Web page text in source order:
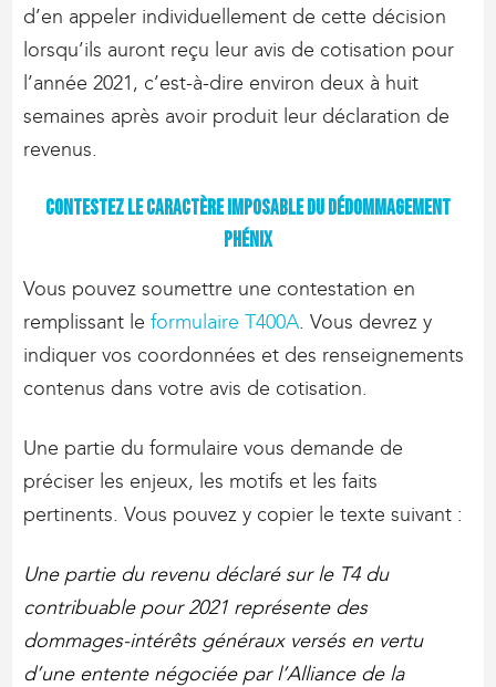
d’en appeler individuellement de cette décision
lorsqu’ils auront reçu leur avis de cotisation pour
l’année 2021, c’est-à-dire environ deux à huit
semaines après avoir produit leur déclaration de
revenus.
Contestez le caractère imposable du dédommagement
Phénix
Vous pouvez soumettre une contestation en
remplissant leformulaire T400A. Vous devrez y
indiquer vos coordonnées et des renseignements
contenus dans votre avis de cotisation.
Une partie du formulaire vous demande de
préciser les enjeux, les motifs et les faits
pertinents. Vous pouvez y copier le texte suivant :
Une partie du revenu déclaré sur le T4 du
contribuable pour 2021 représente des
dommages-intérêts généraux versés en vertu
d’une entente négociée par l’Alliance de la